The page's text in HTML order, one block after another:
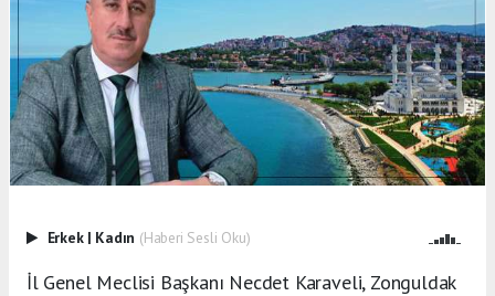
Erkek | Kadın (Haberi Sesli Oku)
İl Genel Meclisi Başkanı Necdet Karaveli, Zonguldak